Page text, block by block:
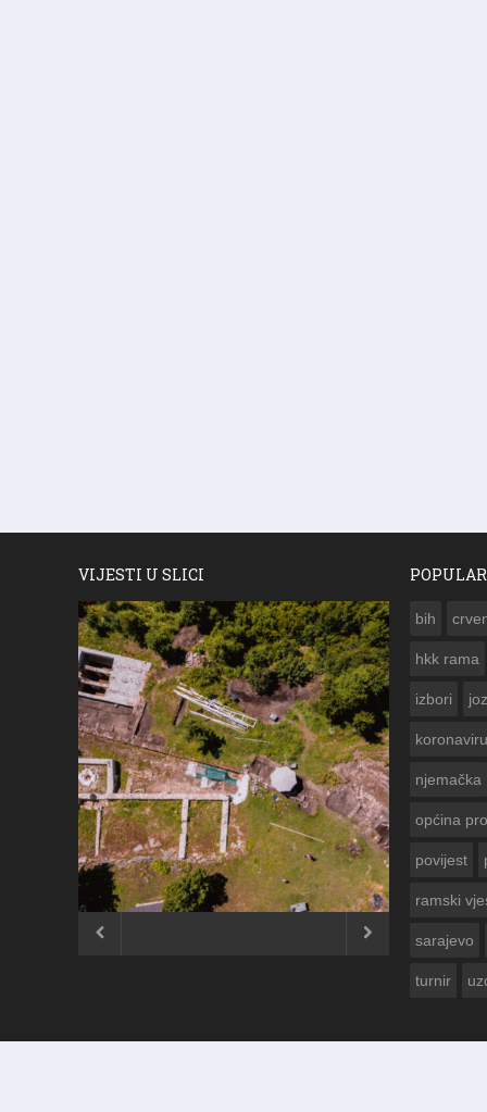
VIJESTI U SLICI
ČESTITKA
 
bih
hkk rama
izbori
njemačka
općina
povijest
ramski
sarajevo
turnir